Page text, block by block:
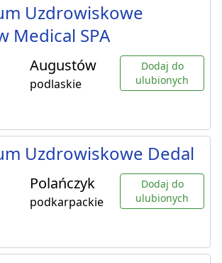
Uzdrowiskowe
Medical SPA
Augustów
podlaskie
Dodaj do
ulubionych
Uzdrowiskowe Dedal
Polańczyk
podkarpackie
Dodaj do
ulubionych